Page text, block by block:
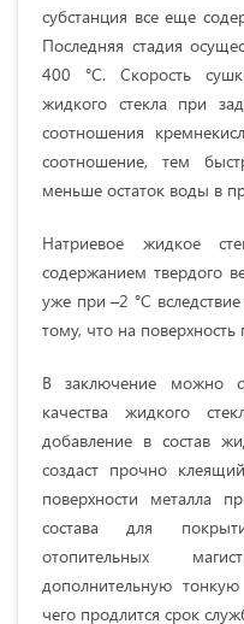
субстанция все еще
Последняя стадия
400 °C. Скорость
жидкого стекла при
соотношения
соотношение, тем
меньше остаток воды в
Натриевое жидкое
содержанием твердого
уже при –2 °C
тому, что на
В заключение можно
качества жидкого
добавление в состав
создаст прочно
поверхности металла
состава для
отопительных
дополнительную
чего продлится срок